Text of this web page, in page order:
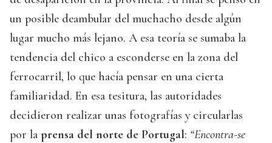
un posible deambular del muchacho desde algún
lugar mucho más lejano. A esa teoría se sumaba la
tendencia del chico a esconderse en la zona del
ferrocarril, lo que hacía pensar en una cierta
familiaridad. En esa tesitura, las autoridades
decidieron realizar unas fotografías y circularlas
por la prensa del norte de Portugal: “Encontra-se